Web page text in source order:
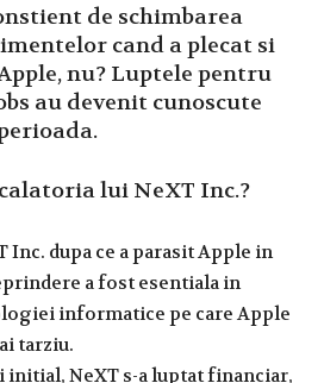
de schimbarea
cand a plecat si
nu? Luptele pentru
au devenit cunoscute
lui NeXT Inc.?
Inc. dupa ce a parasit Apple in
a fost esentiala in
informatice pe care Apple
tarziu.
initial, NeXT s-a luptat financiar,